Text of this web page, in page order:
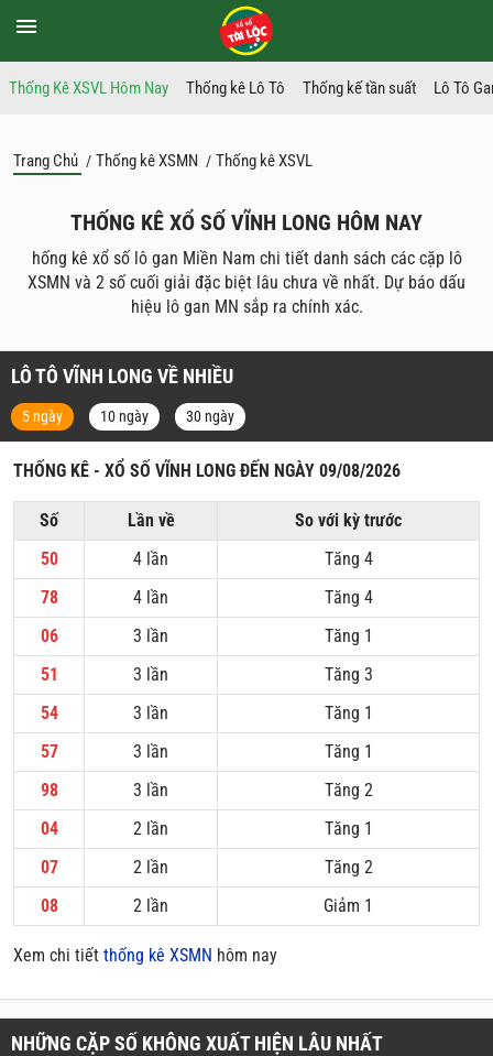
Thống Kê XSVL Hôm Nay Thống kê Lô Tô Thống kế tần suất Lô Tô
Trang Chủ / Thống kê XSMN / Thống kê XSVL
THỐNG KÊ XỔ SỐ VĨNH LONG HÔM NAY
hống kê xổ số lô gan Miền Nam chi tiết danh sách các cặp lô
XSMN và 2 số cuối giải đặc biệt lâu chưa về nhất. Dự báo dấu
hiệu lô gan MN sắp ra chính xác.
LÔ TÔ VĨNH LONG VỀ NHIỀU
5 ngày 10 ngày 30 ngày
THỐNG KÊ - XỔ SỐ VĨNH LONG ĐẾN NGÀY 09/08/2026
Số Lần về
So với kỳ trước
50
4 lần
Tăng 4
78
4 lần
Tăng 4
06
3 lần
Tăng 1
51
3 lần
Tăng 3
54
3 lần
Tăng 1
57
3 lần
Tăng 1
98
3 lần
Tăng 2
04
2 lần
Tăng 1
07
2 lần
Tăng 2
08
2 lần Giảm 1
Xem chi tiết thống kê XSMN hôm nay
NHỮNG CẶP SỐ KHÔNG XUẤT HIỆN LÂU NHẤT